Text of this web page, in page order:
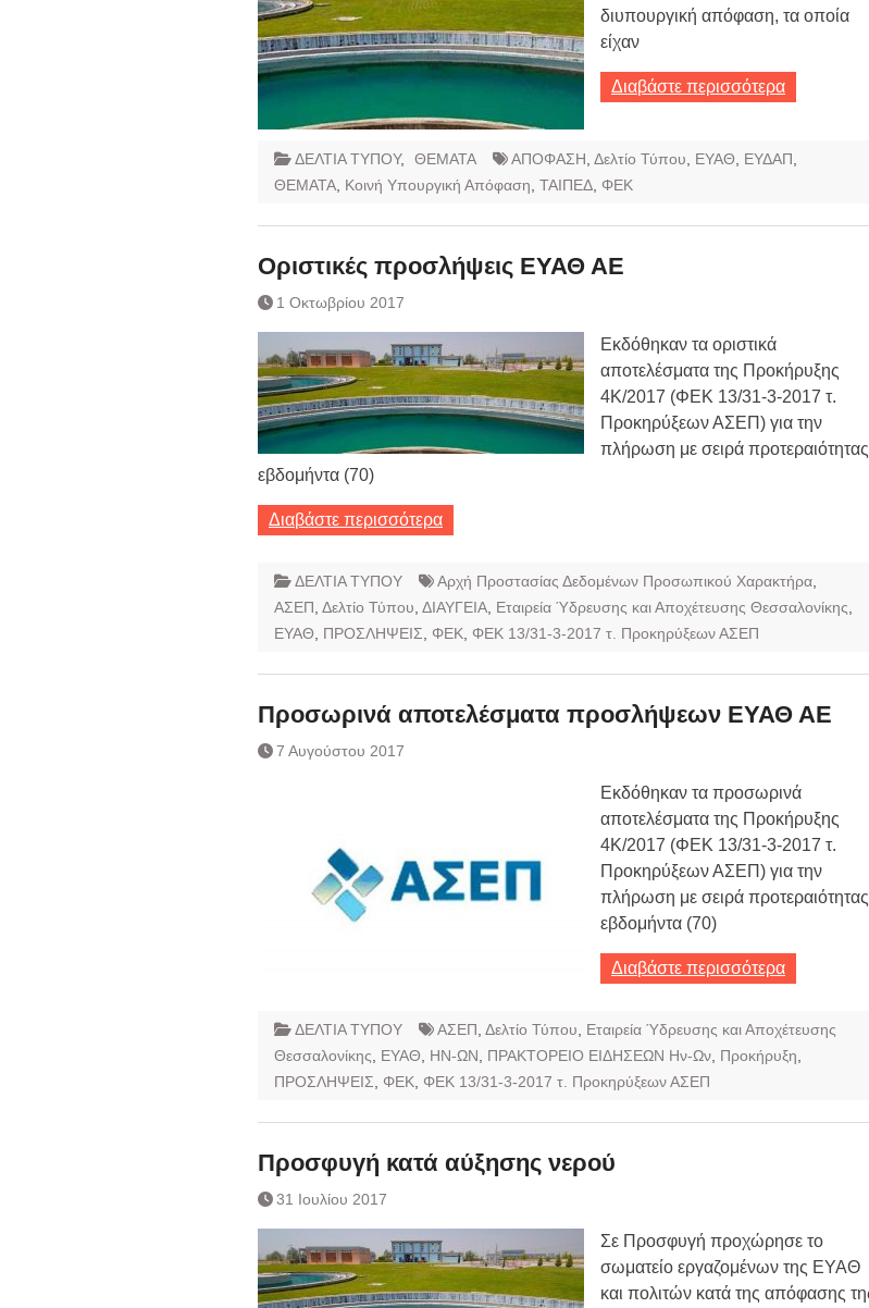
διυπουργική απόφαση, τα οποία
είχαν
Διαβάστε περισσότερα
ΔΕΛΤΙΑ ΤΥΠΟΥ, ΘΕΜΑΤΑ ΑΠΟΦΑΣΗ Δελτίο Τύπου ΕΥΑΘ ΕΥΔΑΠ
ΘΕΜΑΤΑ Κοινή Υπουργική Απόφαση ΤΑΙΠΕΔ ΦΕΚ
Οριστικές προσλήψεις ΕΥΑΘ ΑΕ
1 Οκτωβρίου 2017
Εκδόθηκαν τα οριστικά
αποτελέσματα της Προκήρυξης
4Κ/2017 (ΦΕΚ 13/31-3-2017 τ.
Προκηρύξεων ΑΣΕΠ) για την
πλήρωση με σειρά προτεραιότητας
εβδομήντα (70)
Διαβάστε περισσότερα
ΔΕΛΤΙΑ ΤΥΠΟΥ Αρχή Προστασίας Δεδομένων Προσωπικού Χαρακτήρα
ΑΣΕΠ Δελτίο Τύπου ΔΙΑΥΓΕΙΑ Εταιρεία Ύδρευσης και Αποχέτευσης Θεσσαλονίκης
ΕΥΑΘ
ΠΡΟΣΛΗΨΕΙΣ ΦΕΚ ΦΕΚ 13/31-3-2017 τ. Προκηρύξεων ΑΣΕΠ
Προσωρινά αποτελέσματα προσλήψεων ΕΥΑΘ ΑΕ
7 Αυγούστου 2017
Εκδόθηκαν τα προσωρινά
αποτελέσματα της Προκήρυξης
4Κ/2017 (ΦΕΚ 13/31-3-2017 τ.
Προκηρύξεων ΑΣΕΠ) για την
πλήρωση με σειρά προτεραιότητας
εβδομήντα (70)
Διαβάστε περισσότερα
ΔΕΛΤΙΑ ΤΥΠΟΥ ΑΣΕΠ Δελτίο Τύπου
Εταιρεία Ύδρευσης και Αποχέτευσης
Θεσσαλονίκης
ΕΥΑΘ ΗΝ-ΩΝ ΠΡΑΚΤΟΡΕΙΟ ΕΙΔΗΣΕΩΝ Ην-Ων Προκήρυξη
ΠΡΟΣΛΗΨΕΙΣ
ΦΕΚ ΦΕΚ 13/31-3-2017 τ. Προκηρύξεων ΑΣΕΠ
Προσφυγή κατά αύξησης νερού
31 Ιουλίου 2017
Σε Προσφυγή προχώρησε το
σωματείο εργαζομένων της ΕΥΑΘ
και πολιτών κατά της απόφασης